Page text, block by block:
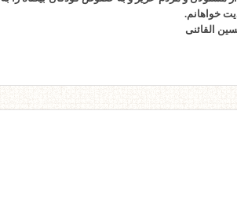
خواهانم.
القائنی